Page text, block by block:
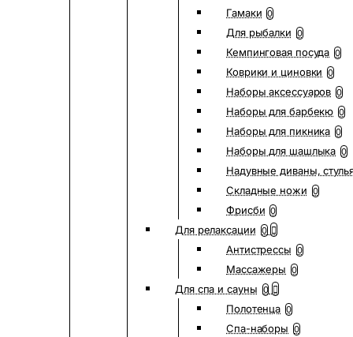
Гамаки 0
Для рыбалки 0
Кемпинговая посуда 0
Коврики и циновки 0
Наборы аксессуаров 0
Наборы для барбекю 0
Наборы для пикника 0
Наборы для шашлыка 0
Надувные диваны,
Складные ножи 0
Фрисби 0
Для релаксации 0
Антистрессы 0
Массажеры 0
Для спа и сауны 0
Полотенца 0
Спа-наборы 0